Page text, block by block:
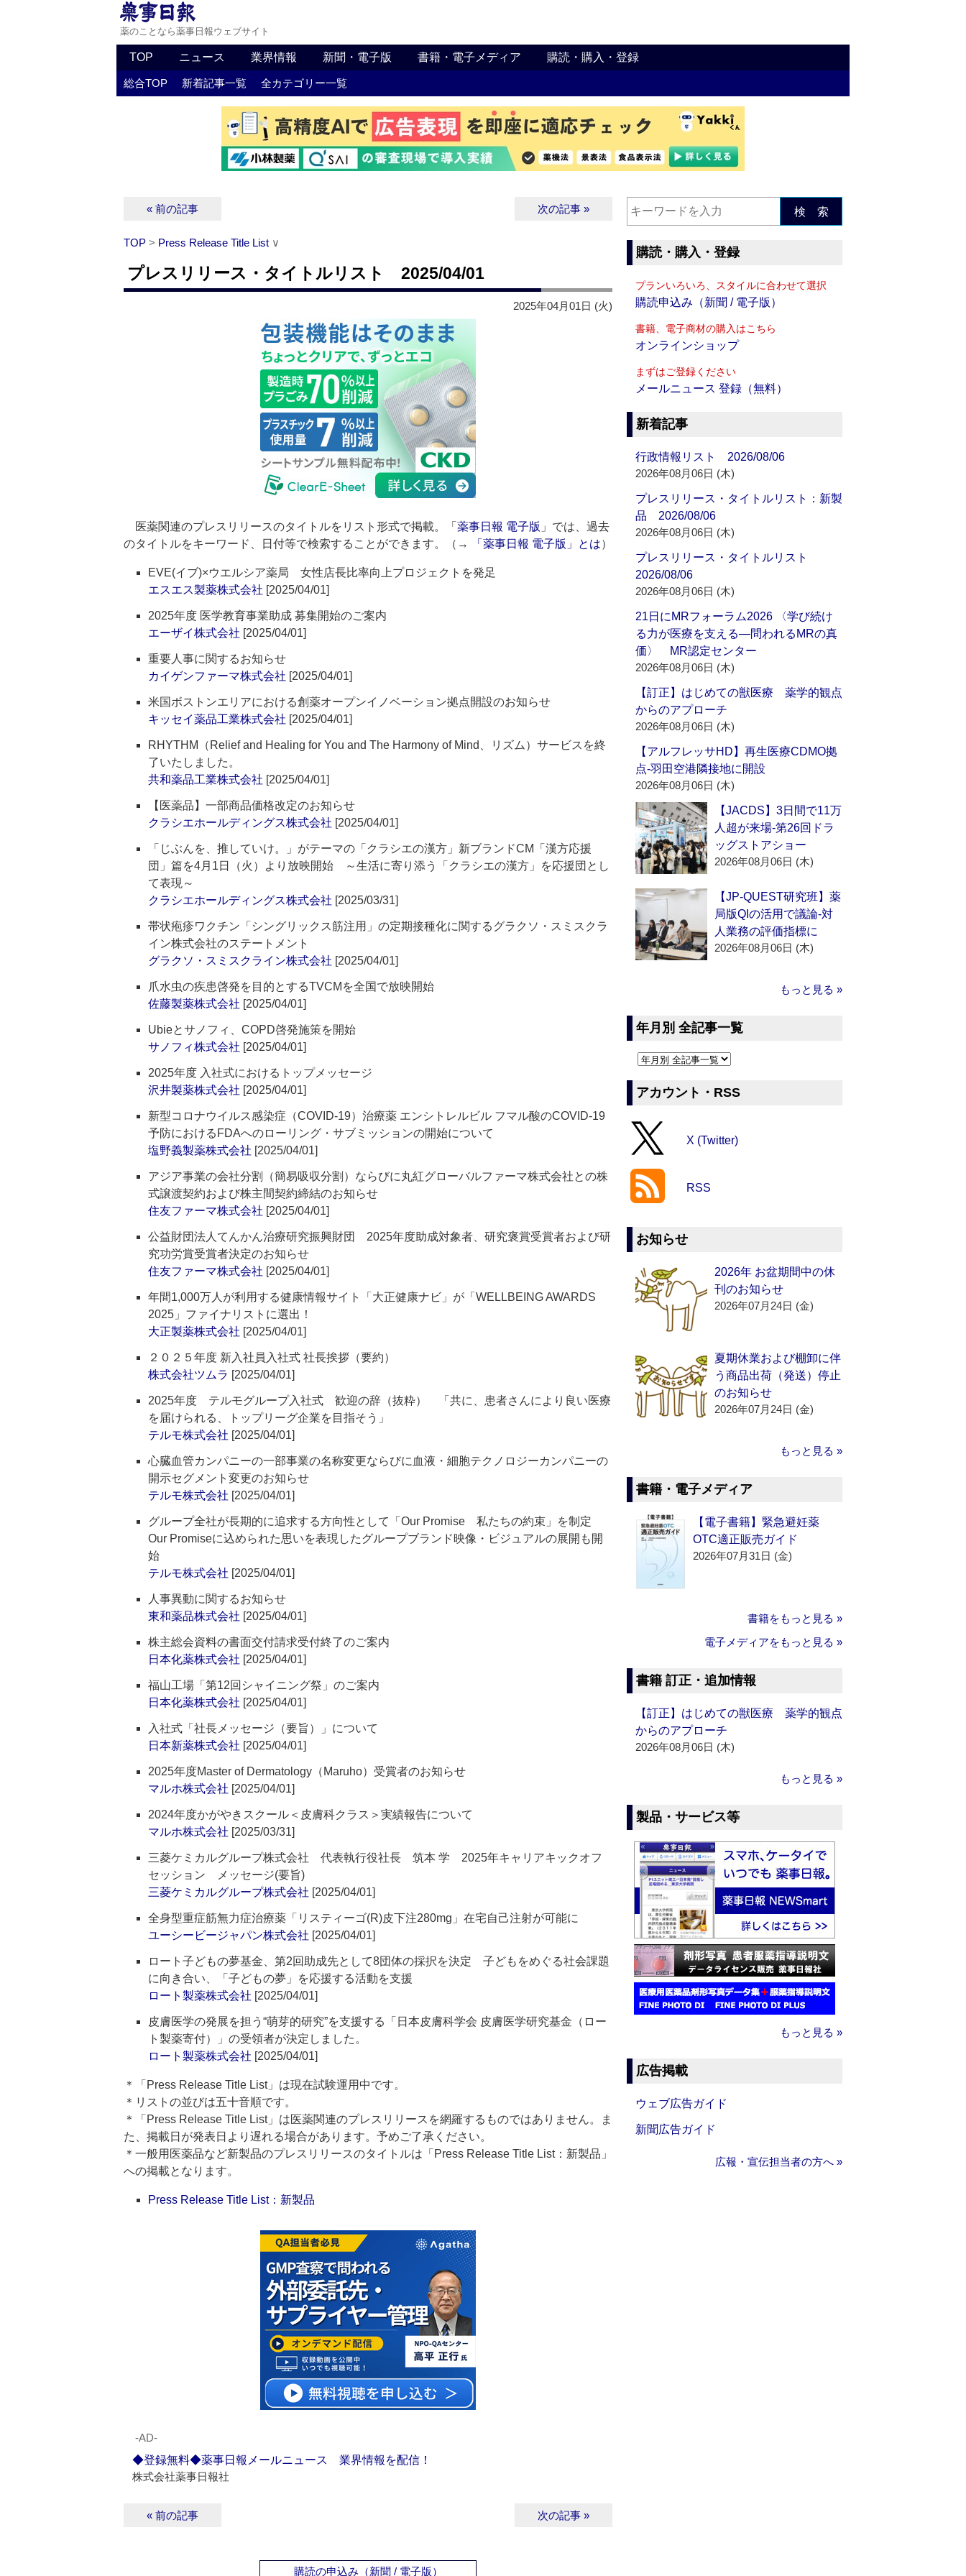
薬のことなら薬事日報ウェブサイト
TOP ニュース 業界情報 新聞・電子版 書籍・電子メディア 購読・購入・登録
総合TOP 新着記事一覧 全カテゴリー一覧
« 前の記事 次の記事 »
TOP > Press Release Title List ∨
プレスリリース・タイトルリスト 2025/04/01
2025年04月01日 (火)
医薬関連のプレスリリースのタイトルをリスト形式で掲載。「 薬事日報 電子版 」では、過去
のタイトルをキーワード、日付等で検索することができます。（→
「薬事日報 電子版」とは）
EVE(イブ)×ウエルシア薬局 女性店長比率向上プロジェクトを発足
エスエス製薬株式会社 [2025/04/01]
2025年度 医学教育事業助成 募集開始のご案内
エーザイ株式会社 [2025/04/01]
重要人事に関するお知らせ
カイゲンファーマ株式会社 [2025/04/01]
米国ボストンエリアにおける創薬オープンイノベーション拠点開設のお知らせ
キッセイ薬品工業株式会社 [2025/04/01]
RHYTHM（Relief and Healing for You and The Harmony of Mind、リズム）サービスを終
了いたしました。
共和薬品工業株式会社 [2025/04/01]
【医薬品】一部商品価格改定のお知らせ
クラシエホールディングス株式会社 [2025/04/01]
「じぶんを、推していけ。」がテーマの「クラシエの漢方」新ブランドCM「漢方応援
団」篇を4月1日（火）より放映開始 ～生活に寄り添う「クラシエの漢方」を応援団とし
て表現～
クラシエホールディングス株式会社 [2025/03/31]
帯状疱疹ワクチン「シングリックス筋注用」の定期接種化に関するグラクソ・スミスクラ
イン株式会社のステートメント
グラクソ・スミスクライン株式会社 [2025/04/01]
爪水虫の疾患啓発を目的とするTVCMを全国で放映開始
佐藤製薬株式会社 [2025/04/01]
Ubieとサノフィ、COPD啓発施策を開始
サノフィ株式会社 [2025/04/01]
2025年度 入社式におけるトップメッセージ
沢井製薬株式会社 [2025/04/01]
新型コロナウイルス感染症（COVID‐19）治療薬 エンシトレルビル フマル酸のCOVID‐19
予防におけるFDAへのローリング・サブミッションの開始について
塩野義製薬株式会社 [2025/04/01]
アジア事業の会社分割（簡易吸収分割）ならびに丸紅グローバルファーマ株式会社との株
式譲渡契約および株主間契約締結のお知らせ
住友ファーマ株式会社 [2025/04/01]
公益財団法人てんかん治療研究振興財団 2025年度助成対象者、研究褒賞受賞者および研
究功労賞受賞者決定のお知らせ
住友ファーマ株式会社 [2025/04/01]
年間1,000万人が利用する健康情報サイト「大正健康ナビ」が「WELLBEING AWARDS
2025」ファイナリストに選出！
大正製薬株式会社 [2025/04/01]
２０２５年度 新入社員入社式 社長挨拶（要約）
株式会社ツムラ [2025/04/01]
2025年度 テルモグループ入社式 歓迎の辞（抜粋） 「共に、患者さんにより良い医療
を届けられる、トップリーグ企業を目指そう」
テルモ株式会社 [2025/04/01]
心臓血管カンパニーの一部事業の名称変更ならびに血液・細胞テクノロジーカンパニーの
開示セグメント変更のお知らせ
テルモ株式会社 [2025/04/01]
グループ全社が長期的に追求する方向性として「Our Promise 私たちの約束」を制定
Our Promiseに込められた思いを表現したグループブランド映像・ビジュアルの展開も開
始
テルモ株式会社 [2025/04/01]
人事異動に関するお知らせ
東和薬品株式会社 [2025/04/01]
株主総会資料の書面交付請求受付終了のご案内
日本化薬株式会社 [2025/04/01]
福山工場「第12回シャイニング祭」のご案内
日本化薬株式会社 [2025/04/01]
入社式「社長メッセージ（要旨）」について
日本新薬株式会社 [2025/04/01]
2025年度Master of Dermatology（Maruho）受賞者のお知らせ
マルホ株式会社 [2025/04/01]
2024年度かがやきスクール＜皮膚科クラス＞実績報告について
マルホ株式会社 [2025/03/31]
三菱ケミカルグループ株式会社 代表執行役社長 筑本 学 2025年キャリアキックオフ
セッション メッセージ(要旨)
三菱ケミカルグループ株式会社 [2025/04/01]
全身型重症筋無力症治療薬「リスティーゴ(R)皮下注280mg」在宅自己注射が可能に
ユーシービージャパン株式会社 [2025/04/01]
ロート子どもの夢基金、第2回助成先として8団体の採択を決定 子どもをめぐる社会課題
に向き合い、「子どもの夢」を応援する活動を支援
ロート製薬株式会社 [2025/04/01]
皮膚医学の発展を担う“萌芽的研究”を支援する「日本皮膚科学会 皮膚医学研究基金（ロー
ト製薬寄付）」の受領者が決定しました。
ロート製薬株式会社 [2025/04/01]
＊「Press Release Title List」は現在試験運用中です。
＊リストの並びは五十音順です。
＊「Press Release Title List」は医薬関連のプレスリリースを網羅するものではありません。ま
た、掲載日が発表日より遅れる場合があります。予めご了承ください。
＊一般用医薬品など新製品のプレスリリースのタイトルは「Press Release Title List：新製品」
への掲載となります。
Press Release Title List：新製品
‐AD‐
◆登録無料◆薬事日報メールニュース 業界情報を配信！
株式会社薬事日報社
« 前の記事 次の記事 »
購読の申込み（新聞 / 電子版）
検 索
購読・購入・登録
プランいろいろ、スタイルに合わせて選択
購読申込み（新聞 / 電子版）
書籍、電子商材の購入はこちら
オンラインショップ
まずはご登録ください
メールニュース 登録（無料）
新着記事
行政情報リスト 2026/08/06
2026年08月06日 (木)
プレスリリース・タイトルリスト：新製
品 2026/08/06
2026年08月06日 (木)
プレスリリース・タイトルリスト
2026/08/06
2026年08月06日 (木)
21日にMRフォーラム2026 〈学び続け
る力が医療を支える―問われるMRの真
価〉 MR認定センター
2026年08月06日 (木)
【訂正】はじめての獣医療 薬学的観点
からのアプローチ
2026年08月06日 (木)
【アルフレッサHD】再生医療CDMO拠
点‐羽田空港隣接地に開設
2026年08月06日 (木)
【JACDS】3日間で11万
人超が来場‐第26回ドラ
ッグストアショー
2026年08月06日 (木)
【JP-QUEST研究班】薬
局版QIの活用で議論‐対
人業務の評価指標に
2026年08月06日 (木)
もっと見る »
年月別 全記事一覧
アカウント・RSS
X (Twitter)
RSS
お知らせ
2026年 お盆期間中の休
刊のお知らせ
2026年07月24日 (金)
夏期休業および棚卸に伴
う商品出荷（発送）停止
のお知らせ
2026年07月24日 (金)
もっと見る »
書籍・電子メディア
【電子書籍】緊急避妊薬
OTC適正販売ガイド
2026年07月31日 (金)
書籍をもっと見る »
電子メディアをもっと見る »
書籍 訂正・追加情報
【訂正】はじめての獣医療 薬学的観点
からのアプローチ
2026年08月06日 (木)
もっと見る »
製品・サービス等
もっと見る »
広告掲載
ウェブ広告ガイド
新聞広告ガイド
広報・宣伝担当者の方へ »